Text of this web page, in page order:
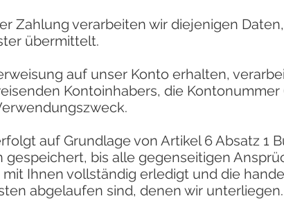
Zahlung verarbeiten wir diejenigen
übermittelt.
auf unser Konto erhalten,
Kontoinhabers, die Kontonummer
auf Grundlage von Artikel 6 Absatz 1
gespeichert, bis alle gegenseitigen
Ihnen vollständig erledigt und die
abgelaufen sind, denen wir unterliegen.